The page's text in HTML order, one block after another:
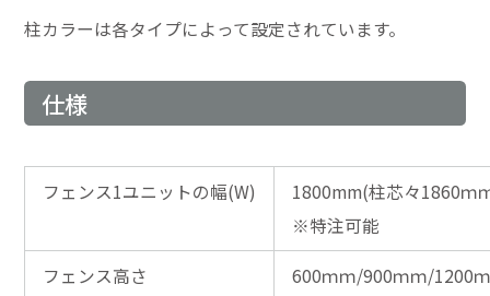
柱カラーは各タイプによって設定されています。
仕様
フェンス1ユニットの幅(W)
1800mm(柱芯々1860ｍ
※特注可能
フェンス高さ
600ｍｍ/900ｍｍ/1200